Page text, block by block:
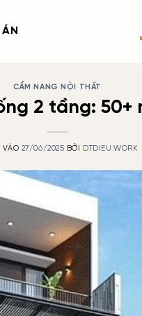
ÁN
CẨM NANG NỘI THẤT
2 tầng: 50+
VÀO 27/06/2025 BỞI DTDIEU.WORK